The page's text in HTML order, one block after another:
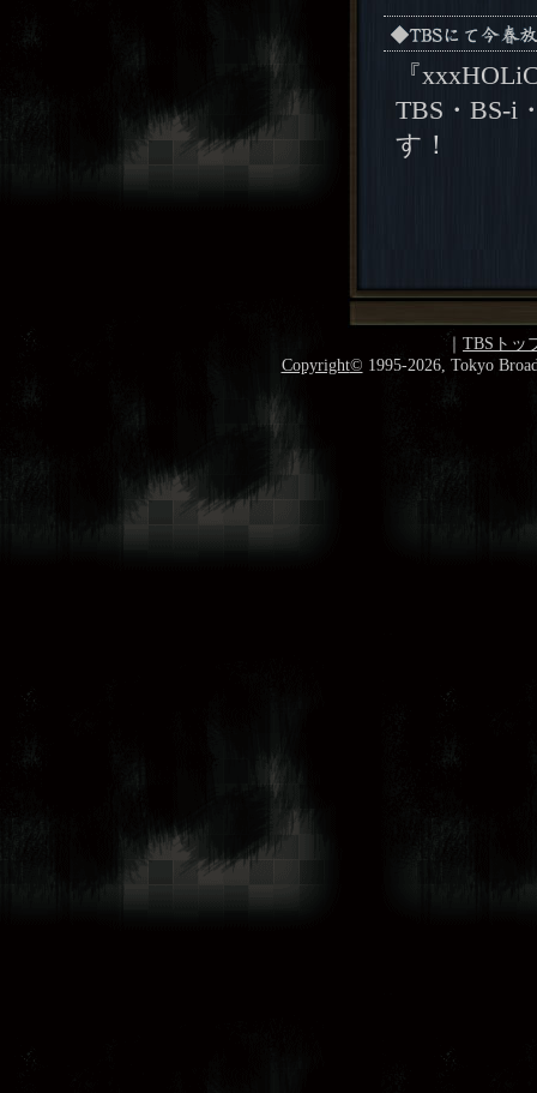
『
TBS・BS-i
す！
｜ TBSトッ
Copyright© 1995-2026, Tokyo